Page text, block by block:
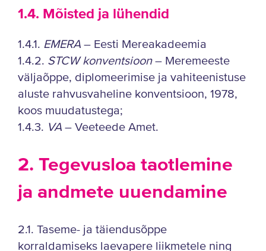
1.4. Mõisted ja lühendid
1.4.1. EMERA – Eesti Mereakadeemia
1.4.2. STCW konventsioon– Meremeeste
väljaõppe, diplomeerimise ja vahiteenistuse
aluste rahvusvaheline konventsioon, 1978,
koos muudatustega;
1.4.3. VA – Veeteede Amet.
2. Tegevusloa taotlemine
ja andmete uuendamine
2.1. Taseme- ja täiendusõppe
korraldamiseks laevapere liikmetele ning